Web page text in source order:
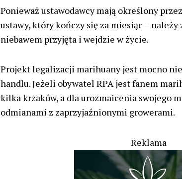
Ponieważ ustawodawcy mają określony
ustawy, który kończy się za miesiąc – należy
niebawem przyjęta i wejdzie w życie.
Projekt legalizacji marihuany jest mocno
handlu. Jeżeli obywatel RPA jest fanem
kilka krzaków, a dla urozmaicenia swojego
odmianami z zaprzyjaźnionymi growerami.
Reklama